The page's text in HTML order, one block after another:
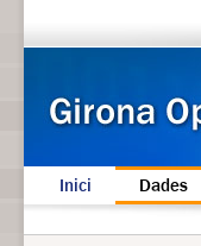
Inici Dades